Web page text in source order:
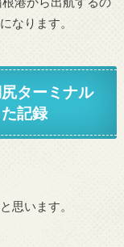
なります。
ターミナル
記録
思います。